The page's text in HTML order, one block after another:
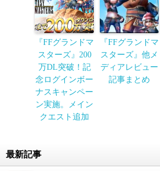
『FFグランドマ
スターズ』200
万DL突破！記
念ログインボー
ナスキャンペー
ン実施。メイン
クエスト追加
『FFグランドマ
スターズ』他メ
ディアレビュー
記事まとめ
最新記事